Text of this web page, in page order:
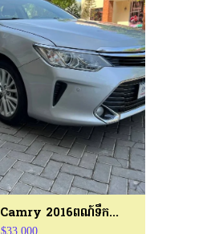
លក់ឡានToyota Camry 2016ពណ៍ទឹកប្រាក់
$33,000